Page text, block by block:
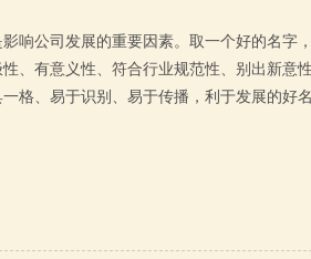
响公司发展的重要因素。取一个好的名字
、有意义性、符合行业规范性、别出新意
格、易于识别、易于传播，利于发展的好